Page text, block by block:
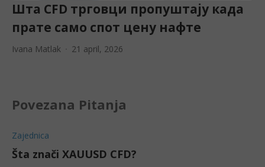
Шта CFD трговци пропуштају када
прате само спот цену нафте
Ivana Matlak 21 april, 2026
Povezana Pitanja
Zajednica
Šta znači XAUUSD CFD?